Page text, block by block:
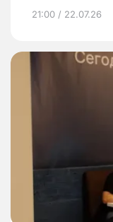
21:00 / 22.07.26